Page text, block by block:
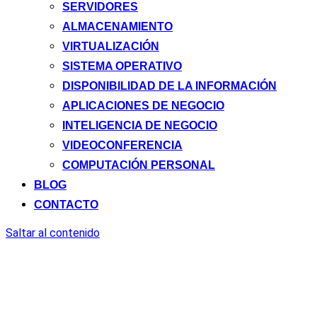
SERVIDORES
ALMACENAMIENTO
VIRTUALIZACIÓN
SISTEMA OPERATIVO
DISPONIBILIDAD DE LA INFORMACIÓN
APLICACIONES DE NEGOCIO
INTELIGENCIA DE NEGOCIO
VIDEOCONFERENCIA
COMPUTACIÓN PERSONAL
BLOG
CONTACTO
Saltar al contenido